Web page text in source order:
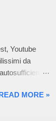
di
artisti,
Youtube
da
o come
MORE »